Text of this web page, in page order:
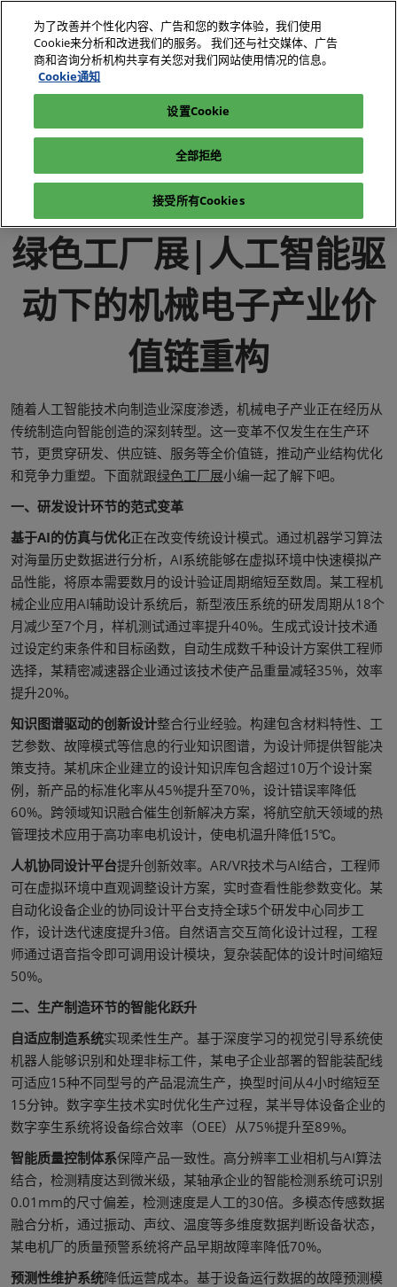
2026年10月27-29日
深圳国际会展中心（宝安）
电子展|绿色工厂展|电子工厂设施展
电子展|绿色工厂展-行业新闻-电子工厂设施展
绿色工厂展|人工智能驱动下的机械电子产业价值链重构
绿色工厂展|人工智能驱
动下的机械电子产业价
值链重构
随着人工智能技术向制造业深度渗透，机械电子产业正在经历从
传统制造向智能创造的深刻转型。这一变革不仅发生在生产环
节，更贯穿研发、供应链、服务等全价值链，推动产业结构优化
和竞争力重塑。下面就跟绿色工厂展小编一起了解下吧。
一、研发设计环节的范式变革
基于AI的仿真与优化正在改变传统设计模式。通过机器学习算法
对海量历史数据进行分析，AI系统能够在虚拟环境中快速模拟产
品性能，将原本需要数月的设计验证周期缩短至数周。某工程机
械企业应用AI辅助设计系统后，新型液压系统的研发周期从18个
月减少至7个月，样机测试通过率提升40%。生成式设计技术通
过设定约束条件和目标函数，自动生成数千种设计方案供工程师
选择，某精密减速器企业通过该技术使产品重量减轻35%，效率
提升20%。
知识图谱驱动的创新设计整合行业经验。构建包含材料特性、工
艺参数、故障模式等信息的行业知识图谱，为设计师提供智能决
策支持。某机床企业建立的设计知识库包含超过10万个设计案
例，新产品的标准化率从45%提升至70%，设计错误率降低
60%。跨领域知识融合催生创新解决方案，将航空航天领域的热
管理技术应用于高功率电机设计，使电机温升降低15℃。
人机协同设计平台提升创新效率。AR/VR技术与AI结合，工程师
可在虚拟环境中直观调整设计方案，实时查看性能参数变化。某
自动化设备企业的协同设计平台支持全球5个研发中心同步工
作，设计迭代速度提升3倍。自然语言交互简化设计过程，工程
师通过语音指令即可调用设计模块，复杂装配体的设计时间缩短
50%。
二、生产制造环节的智能化跃升
自适应制造系统实现柔性生产。基于深度学习的视觉引导系统使
机器人能够识别和处理非标工件，某电子企业部署的智能装配线
可适应15种不同型号的产品混流生产，换型时间从4小时缩短至
15分钟。数字孪生技术实时优化生产过程，某半导体设备企业的
数字孪生系统将设备综合效率（OEE）从75%提升至89%。
智能质量控制体系保障产品一致性。高分辨率工业相机与AI算法
结合，检测精度达到微米级，某轴承企业的智能检测系统可识别
0.01mm的尺寸偏差，检测速度是人工的30倍。多模态传感数据
融合分析，通过振动、声纹、温度等多维度数据判断设备状态，
某电机厂的质量预警系统将产品早期故障率降低70%。
预测性维护系统降低运营成本。基于设备运行数据的故障预测模
为了改善并个性化内容、广告和您的数字体验，我们使用
Cookie来分析和改进我们的服务。 我们还与社交媒体、广告
商和咨询分析机构共享有关您对我们网站使用情况的信息。
Cookie通知
设置Cookie
全部拒绝
接受所有Cookies